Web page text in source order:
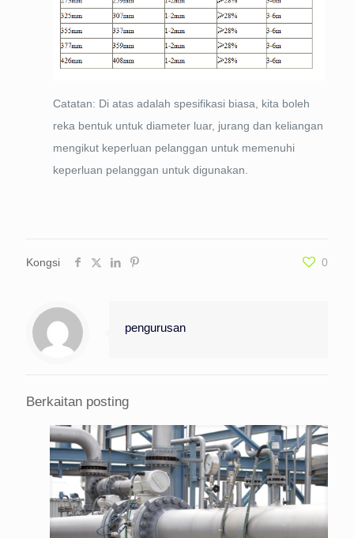
Catatan: Di atas adalah spesifikasi biasa, kita boleh
reka bentuk untuk diameter luar, jurang dan keliangan
mengikut keperluan pelanggan untuk memenuhi
keperluan pelanggan untuk digunakan.
Kongsi 0
pengurusan
Berkaitan posting